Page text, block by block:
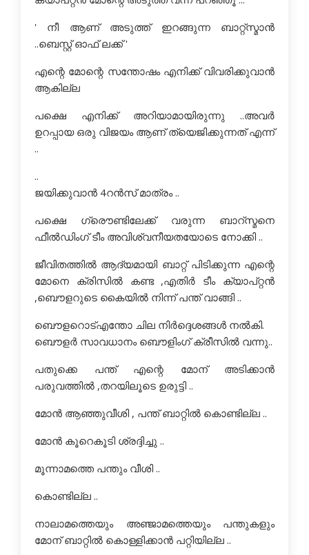
' നീ ആണ് അടുത്ത് ഇറങ്ങുന്ന ബാറ്റ്സ്മാന്‍
..ബെസ്റ്റ് ഓഫ് ലക്ക് '
എന്റെ മോന്റെ സന്തോഷം എനിക്ക് വിവരിക്കുവാന്‍
ആകില്ല
പക്ഷെ എനിക്ക് അറിയാമായിരുന്നു ..അവര്‍
ഉറപ്പായ ഒരു വിജയം ആണ് ത്യെജിക്കുന്നത് എന്ന്
..
..
ജയിക്കുവാന്‍ 4റന്‍സ് മാത്രം ..
പക്ഷെ ഗ്രൌണ്ടിലേക്ക് വരുന്ന ബാറ്സ്മനെ
ഫീല്‍ഡിംഗ് ടീം അവിശ്വനീയതയോടെ നോക്കി ..
ജീവിതത്തില്‍ ആദ്യമായി ബാറ്റ് പിടിക്കുന്ന എന്റെ
മോനെ ക്രിസില്‍ കണ്ട ,എതിര്‍ ടീം ക്യാപ്റ്റന്‍
,ബൌളറുടെ കൈയില്‍ നിന്ന് പന്ത് വാങ്ങി ..
ബൌളറൊട്എന്തോ ചില നിർദ്ദെശങ്ങൾ നൽകി.
ബൌളർ സാവധാനം ബൌളിംഗ് ക്രീസില്‍ വന്നു..
പതുക്കെ പന്ത് എന്റെ മോന് അടിക്കാന്‍
പരുവത്തില്‍ ,തറയിലൂടെ ഉരുട്ടി ..
മോന്‍ ആഞ്ഞുവീശി , പന്ത് ബാറ്റില്‍ കൊണ്ടില്ല ..
മോന്‍ കൂറെകൂടി ശ്രദ്ദിച്ചു ..
മൂന്നാമത്തെ പന്തും വീശി ..
കൊണ്ടില്ല ..
നാലാമത്തെയും അഞ്ജാമത്തെയും പന്തുകളും
മോന് ബാറ്റില്‍ കൊള്ളിക്കാന്‍ പറ്റിയില്ല ..